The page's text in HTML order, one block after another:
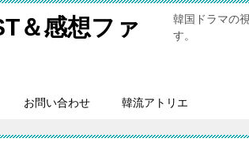
＆感想ファ
韓国ドラマの
す。
お問い合わせ 韓流アトリエ